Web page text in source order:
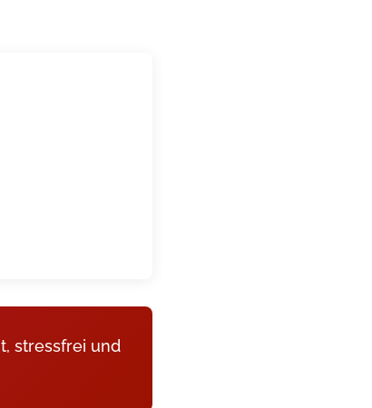
stressfrei und